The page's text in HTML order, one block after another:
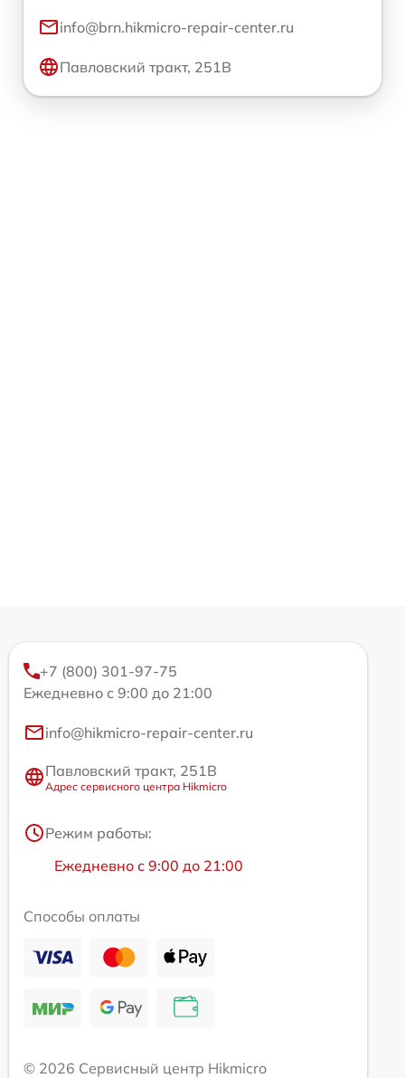
info@brn.hikmicro-repair-center.ru
Павловский тракт, 251В
+7 (800) 301-97-75
Ежедневно с 9:00 до 21:00
info@hikmicro-repair-center.ru
Павловский тракт, 251В
Адрес сервисного центра Hikmicro
Режим работы:
Ежедневно с 9:00 до 21:00
Способы оплаты
© 2026 Сервисный центр Hikmicro